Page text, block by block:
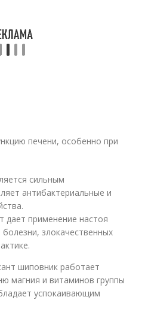
печени, особенно при
сильным
антибактериальные и
применение настоя
злокачественных
шиповник работает
магния и витаминов группы
успокаивающим